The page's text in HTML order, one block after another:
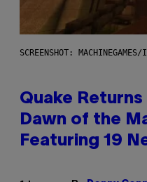
SCREENSHOT: MACHINEGAMES/
Quake
Dawn of the
Featuring 19